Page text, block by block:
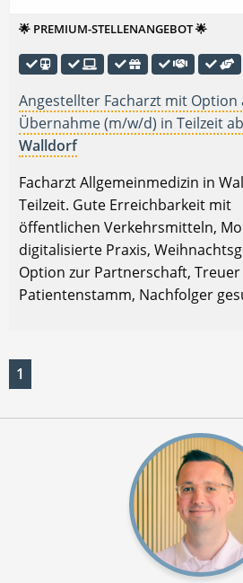
🌟 PREMIUM-STELLENANGEBOT 🌟
Angestellter Facharzt mit Option
Übernahme (m/w/d) in Teilzeit
Walldorf
Facharzt Allgemeinmedizin in
Teilzeit. Gute Erreichbarkeit mit
öffentlichen Verkehrsmitteln,
digitalisierte Praxis,
Option zur Partnerschaft, Treuer
Patientenstamm, Nachfolger
1